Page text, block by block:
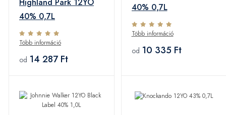
Highland Park 12YO
40% 0,7L
Több információ
od 14 287 Ft
40% 0,7L
Több információ
od 10 335 Ft